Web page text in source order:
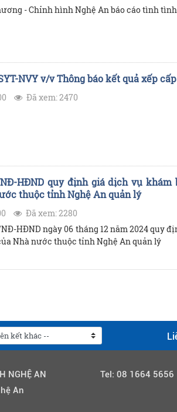
- Chỉnh hình Nghệ An báo cáo tình
NVY v/v Thông báo kết quả xếp
Đã xem: 2470
HĐND quy định giá dịch vụ
thuộc tỉnh Nghệ An quản lý
Đã xem: 2280
HĐND ngày 06 tháng 12 năm 2024 quy
Nhà nước thuộc tỉnh Nghệ An quản lý
NGHỆ AN
An
Tel: 08 1664 5656